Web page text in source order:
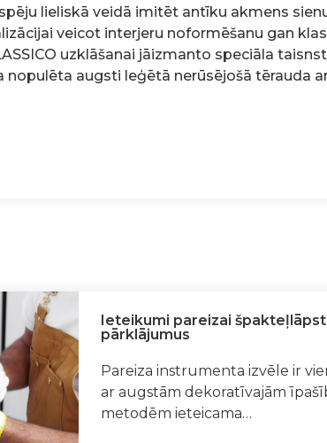
lieliskā veidā imitēt antīku akmens
veicot interjeru noformēšanu gan
uzklāšanai jāizmanto speciāla
augsti leģētā nerūsējošā tērauda
Ieteikumi pareizai
pārklājumus
Pareiza instrumenta izvēle ir
ar augstām dekoratīvajām
metodēm ieteicama…